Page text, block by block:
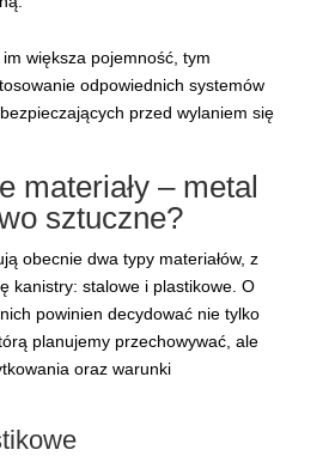
większa pojemność, tym
odpowiednich systemów
przed wylaniem się
materiały – metal
sztuczne?
obecnie dwa typy materiałów, z
kanistry: stalowe i plastikowe. O
powinien decydować nie tylko
planujemy przechowywać, ale
oraz warunki